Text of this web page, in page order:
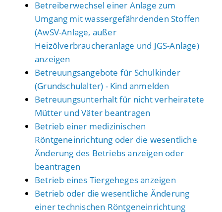
Betreiberwechsel einer Anlage zum
Umgang mit wassergefährdenden Stoffen
(AwSV-Anlage, außer
Heizölverbraucheranlage und JGS-Anlage)
anzeigen
Betreuungsangebote für Schulkinder
(Grundschulalter) - Kind anmelden
Betreuungsunterhalt für nicht verheiratete
Mütter und Väter beantragen
Betrieb einer medizinischen
Röntgeneinrichtung oder die wesentliche
Änderung des Betriebs anzeigen oder
beantragen
Betrieb eines Tiergeheges anzeigen
Betrieb oder die wesentliche Änderung
einer technischen Röntgeneinrichtung